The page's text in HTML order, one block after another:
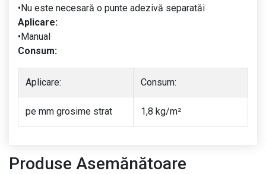
•Nu este necesară o punte adezivă separatăi
Aplicare:
•Manual
Consum:
Aplicare: Consum:
pe mm grosime strat 1,8 kg/m²
Produse Asemănătoare